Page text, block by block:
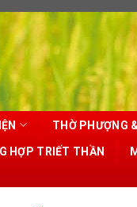
THỜ PHƯỢNG
HỢP TRIẾT THẦN